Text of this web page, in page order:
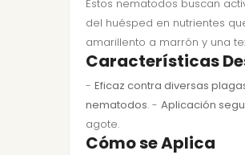
Estos nematodos buscan
del huésped en nutrientes
amarillento a marrón y una
Características
- Eficaz contra diversas
nematodos. - Aplicación
agote.
Cómo se Aplica